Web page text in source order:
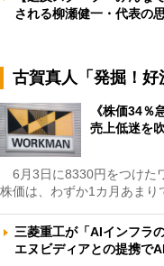
される柳瀬健一・代表の
古賀真人「発掘！好
《株価34％
売上低迷を
6月3日に8330円をつけた
株価は、わずか1カ月あまり
三菱重工が「AIインフラ
エヌビディアとの提携で